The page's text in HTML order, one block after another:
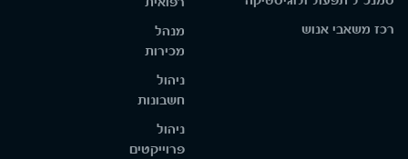
רכז משאבי אנוש
מנהל
מכירות
ניהול
חשבונות
ניהול
פרוייקטים